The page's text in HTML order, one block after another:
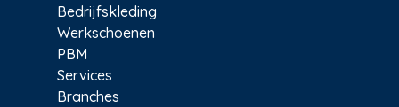
Bedrijfskleding
Werkschoenen
PBM
Services
Branches